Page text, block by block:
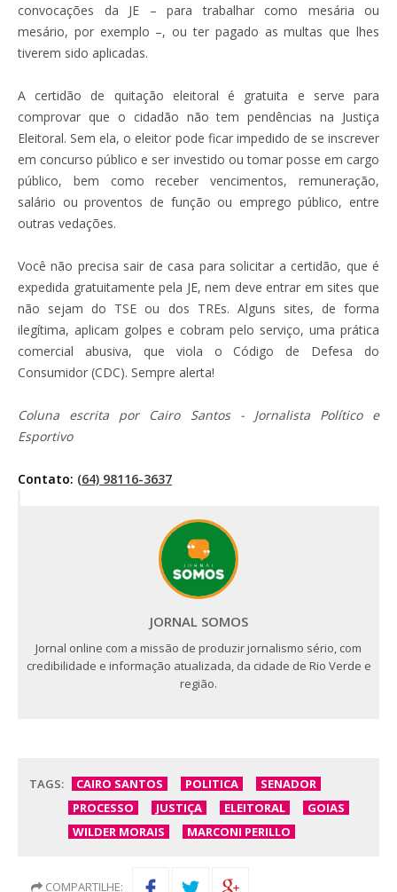
convocações da JE – para trabalhar como mesária ou
mesário, por exemplo –, ou ter pagado as multas que lhes
tiverem sido aplicadas.
A certidão de quitação eleitoral é gratuita e serve para
comprovar que o cidadão não tem pendências na Justiça
Eleitoral. Sem ela, o eleitor pode ficar impedido de se inscrever
em concurso público e ser investido ou tomar posse em cargo
público, bem como receber vencimentos, remuneração,
salário ou proventos de função ou emprego público, entre
outras vedações.
Você não precisa sair de casa para solicitar a certidão, que é
expedida gratuitamente pela JE, nem deve entrar em sites que
não sejam do TSE ou dos TREs. Alguns sites, de forma
ilegítima, aplicam golpes e cobram pelo serviço, uma prática
comercial abusiva, que viola o Código de Defesa do
Consumidor (CDC). Sempre alerta!
Coluna escrita por Cairo Santos - Jornalista Político e
Esportivo
Contato: (64) 98116-3637
JORNAL SOMOS
Jornal online com a missão de produzir jornalismo sério, com
credibilidade e informação atualizada, da cidade de Rio Verde e
região.
TAGS: CAIRO SANTOS POLITICA
SENADOR
PROCESSO
JUSTIÇA ELEITORAL
GOIAS
WILDER MORAIS
MARCONI PERILLO
COMPARTILHE: